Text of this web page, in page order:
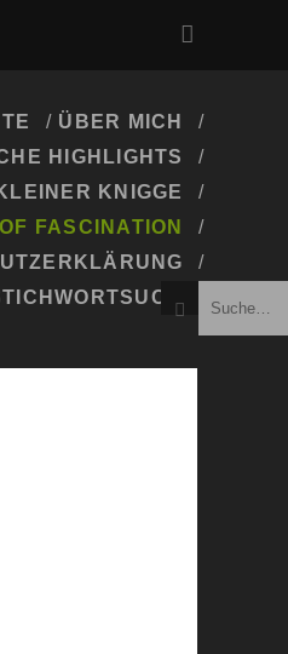
ÜBER MICH
HIGHLIGHTS
KNIGGE
FASCINATION